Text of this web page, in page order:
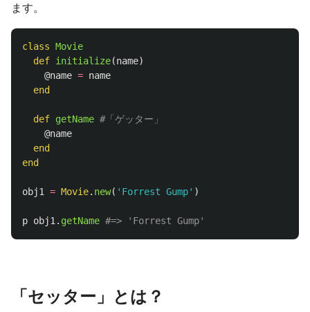
ます。
class Movie
def initialize(name)
@name = name
end
def getName #「ゲッター」
@name
end
end
obj1 = Movie. new( 'Forrest Gump' )
p obj1 . getName #=> 'Forrest Gump'
「セッター」とは？